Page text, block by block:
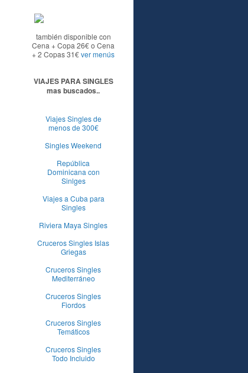
también disponible con
Cena + Copa 26€ o Cena
+ 2 Copas 31€ver menús
VIAJES PARA SINGLES
mas buscados..
Viajes Singles de
menos de 300€
Singles Weekend
República
Dominicana con
Sinlges
Viajes a Cuba para
Singles
Riviera Maya Singles
Cruceros Singles Islas
Griegas
Cruceros Singles
Mediterráneo
Cruceros Singles
Fiordos
Cruceros Singles
Temáticos
Cruceros Singles
Todo Incluido